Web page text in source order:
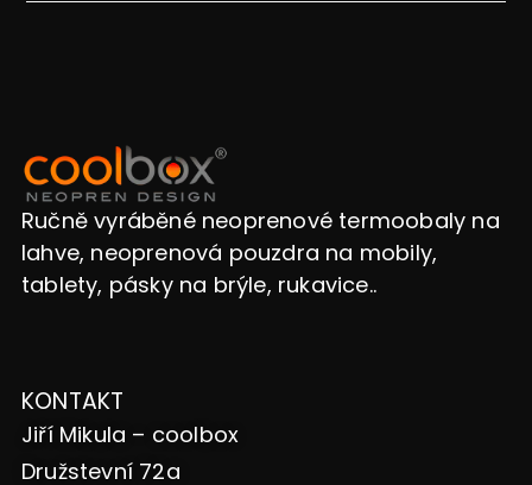
Ručně vyráběné neoprenové termoobaly na
lahve, neoprenová pouzdra na mobily,
tablety, pásky na brýle, rukavice..
KONTAKT
Jiří Mikula – coolbox
Družstevní 72a